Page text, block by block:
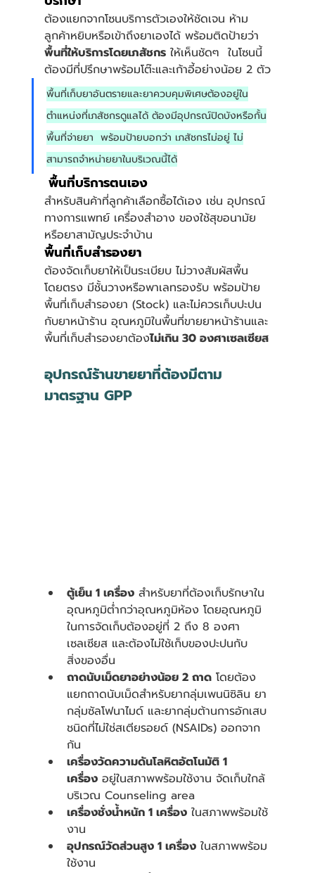
ต้องแยกจากโซนบริการตัวเองให้ชัดเจน ห้าม
ลูกค้าหยิบหรือเข้าถึงยาเองได้ พร้อมติดป้ายว่า
พื้นที่ให้บริการโดยเภสัชกร ให้เห็นชัดๆ  ในโซนนี้
ต้องมีที่ปรึกษาพร้อมโต๊ะและเก้าอี้อย่างน้อย 2 ตัว
พื้นที่เก็บยาอันตรายและยาควบคุมพิเศษต้องอยู่ใน
ตำแหน่งที่เภสัชกรดูแลได้ ต้องมีอุปกรณ์ปิดบังหรือกั้น
พื้นที่จ่ายยา  พร้อมป้ายบอกว่า เภสัชกรไม่อยู่ ไม่
สามารถจำหน่ายยาในบริเวณนี้ได้
พื้นที่บริการตนเอง
สำหรับสินค้าที่ลูกค้าเลือกซื้อได้เอง เช่น อุปกรณ์
ทางการแพทย์ เครื่องสำอาง ของใช้สุขอนามัย
หรือยาสามัญประจำบ้าน
พื้นที่เก็บสำรองยา
ต้องจัดเก็บยาให้เป็นระเบียบ ไม่วางสัมผัสพื้น
โดยตรง มีชั้นวางหรือพาเลทรองรับ พร้อมป้าย
พื้นที่เก็บสำรองยา (Stock) และไม่ควรเก็บปะปน
กับยาหน้าร้าน อุณหภูมิในพื้นที่ขายยาหน้าร้านและ
พื้นที่เก็บสำรองยาต้องไม่เกิน 30 องศาเซลเซียส
อุปกรณ์ร้านขายยาที่ต้องมีตาม
มาตรฐาน GPP
ตู้เย็น 1 เครื่อง สำหรับยาที่ต้องเก็บรักษาใน
อุณหภูมิต่ำกว่าอุณหภูมิห้อง โดยอุณหภูมิ
ในการจัดเก็บต้องอยู่ที่ 2 ถึง 8 องศา
เซลเซียส และต้องไม่ใช้เก็บของปะปนกับ
สิ่งของอื่น
ถาดนับเม็ดยาอย่างน้อย 2 ถาด โดยต้อง
แยกถาดนับเม็ดสำหรับยากลุ่มเพนนิซิลิน ยา
กลุ่มซัลโฟนาไมด์ และยากลุ่มต้านการอักเสบ
ชนิดที่ไม่ใช่สเตียรอยด์ (NSAIDs) ออกจาก
กัน
เครื่องวัดความดันโลหิตอัตโนมัติ 1
เครื่อง อยู่ในสภาพพร้อมใช้งาน จัดเก็บใกล้
บริเวณ Counseling area
เครื่องชั่งน้ำหนัก 1 เครื่อง ในสภาพพร้อมใช้
งาน
อุปกรณ์วัดส่วนสูง 1 เครื่อง ในสภาพพร้อม
ใช้งาน